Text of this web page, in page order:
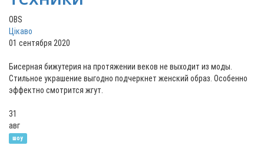
OBS
Цікаво
01 сентября 2020
Бисерная бижутерия на протяжении веков не выходит из моды.
Стильное украшение выгодно подчеркнет женский образ. Особенно
эффектно смотрится жгут.
31
авг
шоу